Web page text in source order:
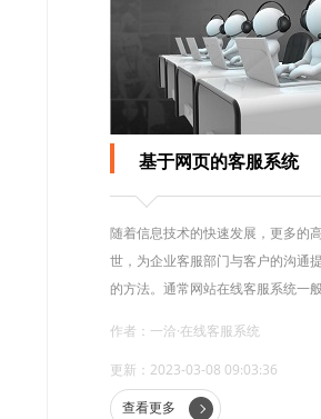
基于网页的客服系统
随着信息技术的快速发展，更多的
世，为企业客服部门与客户的沟通
的方法。通常网站在线客服系统一
览器窗口就可以实时沟通交流。
作者：一洽·在线客服系统
更新：2023-03-08 09:03:36
查看更多